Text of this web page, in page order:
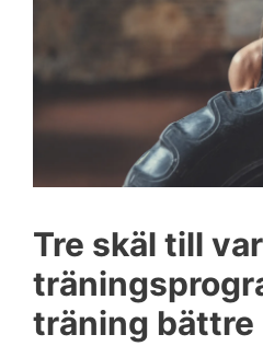
Tre skäl till
träning bättre